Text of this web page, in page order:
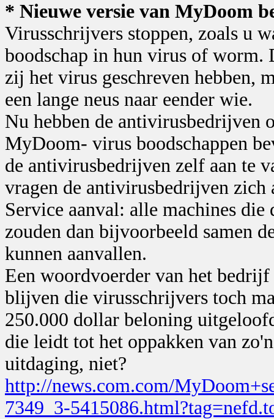
* Nieuwe versie van MyDoom
Virusschrijvers stoppen, zoals u
boodschap in hun virus of
zij het virus geschreven hebben,
een lange neus naar eender wie.
Nu hebben de antivirusbedrijven
MyDoom- virus boodschappen
de antivirusbedrijven zelf aan te
vragen de antivirusbedrijven
Service aanval: alle machines
zouden dan bijvoorbeeld samen
kunnen aanvallen.
Een woordvoerder van het
blijven die virusschrijvers toch
250.000 dollar beloning
die leidt tot het oppakken van
uitdaging, niet?
http://news.com.com/
7349_3-